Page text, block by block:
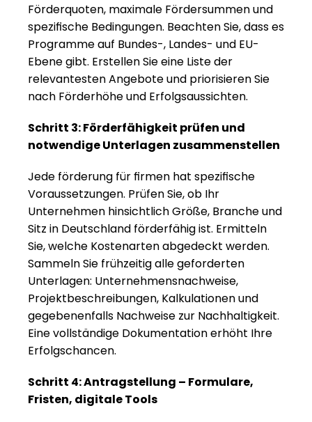
Förderquoten, maximale Fördersummen und
spezifische Bedingungen. Beachten Sie, dass es
Programme auf Bundes-, Landes- und EU-
Ebene gibt. Erstellen Sie eine Liste der
relevantesten Angebote und priorisieren Sie
nach Förderhöhe und Erfolgsaussichten.
Schritt 3: Förderfähigkeit prüfen und
notwendige Unterlagen zusammenstellen
Jede förderung für firmen hat spezifische
Voraussetzungen. Prüfen Sie, ob Ihr
Unternehmen hinsichtlich Größe, Branche und
Sitz in Deutschland förderfähig ist. Ermitteln
Sie, welche Kostenarten abgedeckt werden.
Sammeln Sie frühzeitig alle geforderten
Unterlagen: Unternehmensnachweise,
Projektbeschreibungen, Kalkulationen und
gegebenenfalls Nachweise zur Nachhaltigkeit.
Eine vollständige Dokumentation erhöht Ihre
Erfolgschancen.
Schritt 4: Antragstellung – Formulare,
Fristen, digitale Tools